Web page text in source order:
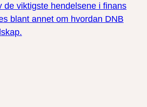
de viktigste hendelsene i finans
blant annet om hvordan DNB